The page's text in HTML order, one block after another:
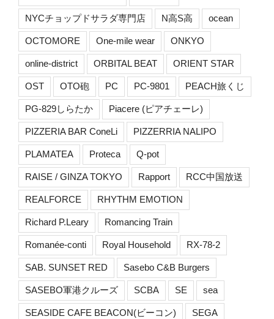
NYCチョップドサラダ専門店 N高S高 ocean
OCTOMORE One-mile wear ONKYO
online-district ORBITAL BEAT ORIENT STAR
OST OTO砲 PC PC-9801 PEACH旅くじ
PG-829しらたか Piacere (ピアチェーレ)
PIZZERIA BAR ConeLi PIZZERRIA NALIPO
PLAMATEA Proteca Q-pot
RAISE / GINZA TOKYO Rapport RCC中国放送
REALFORCE RHYTHM EMOTION
Richard P.Leary Romancing Train
Romanée-conti Royal Household RX-78-2
SAB. SUNSET RED Sasebo C&B Burgers
SASEBO軍港クルーズ SCBA SE sea
SEASIDE CAFE BEACON(ビーコン) SEGA